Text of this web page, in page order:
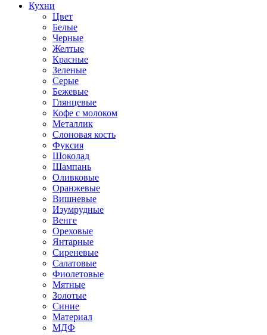
Кухни
Цвет
Белые
Черные
Желтые
Красные
Зеленые
Серые
Бежевые
Глянцевые
Кофе с молоком
Металлик
Слоновая кость
Фуксия
Шоколад
Шампань
Оливковые
Оранжевые
Вишневые
Изумрудные
Венге
Ореховые
Янтарные
Сиреневые
Салатовые
Фиолетовые
Мятные
Золотые
Синие
Материал
МДФ